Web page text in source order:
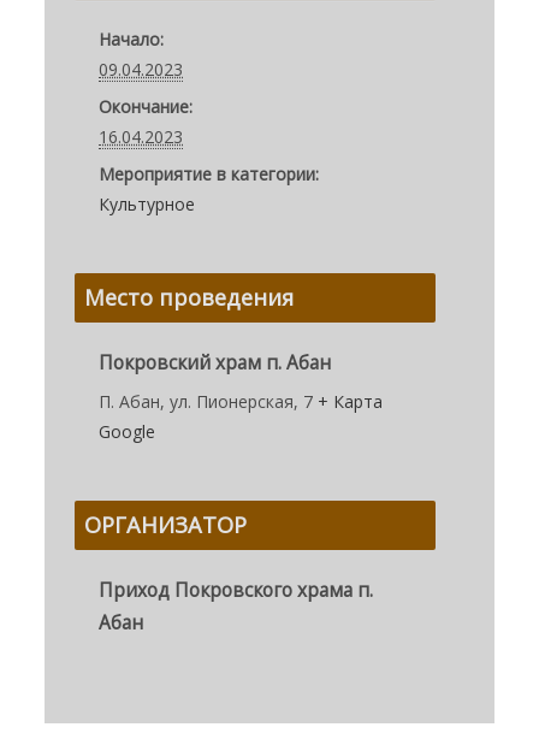
Начало:
09.04.2023
Окончание:
16.04.2023
Мероприятие в категории:
Культурное
Место проведения
Покровский храм п. Абан
П. Абан, ул. Пионерская, 7 + Карта
Google
ОРГАНИЗАТОР
Приход Покровского храма п.
Абан